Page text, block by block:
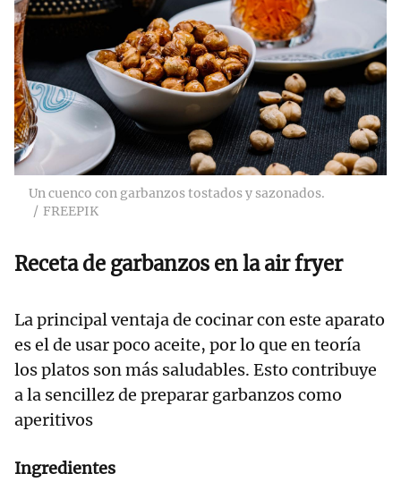
Un cuenco con garbanzos tostados y sazonados.
FREEPIK
Receta de garbanzos en la air fryer
La principal ventaja de cocinar con este aparato
es el de usar poco aceite, por lo que en teoría
los platos son más saludables. Esto contribuye
a la sencillez de preparar garbanzos como
aperitivos
Ingredientes